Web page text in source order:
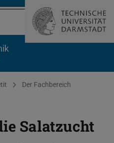
Der Fachbereich
Salatzucht